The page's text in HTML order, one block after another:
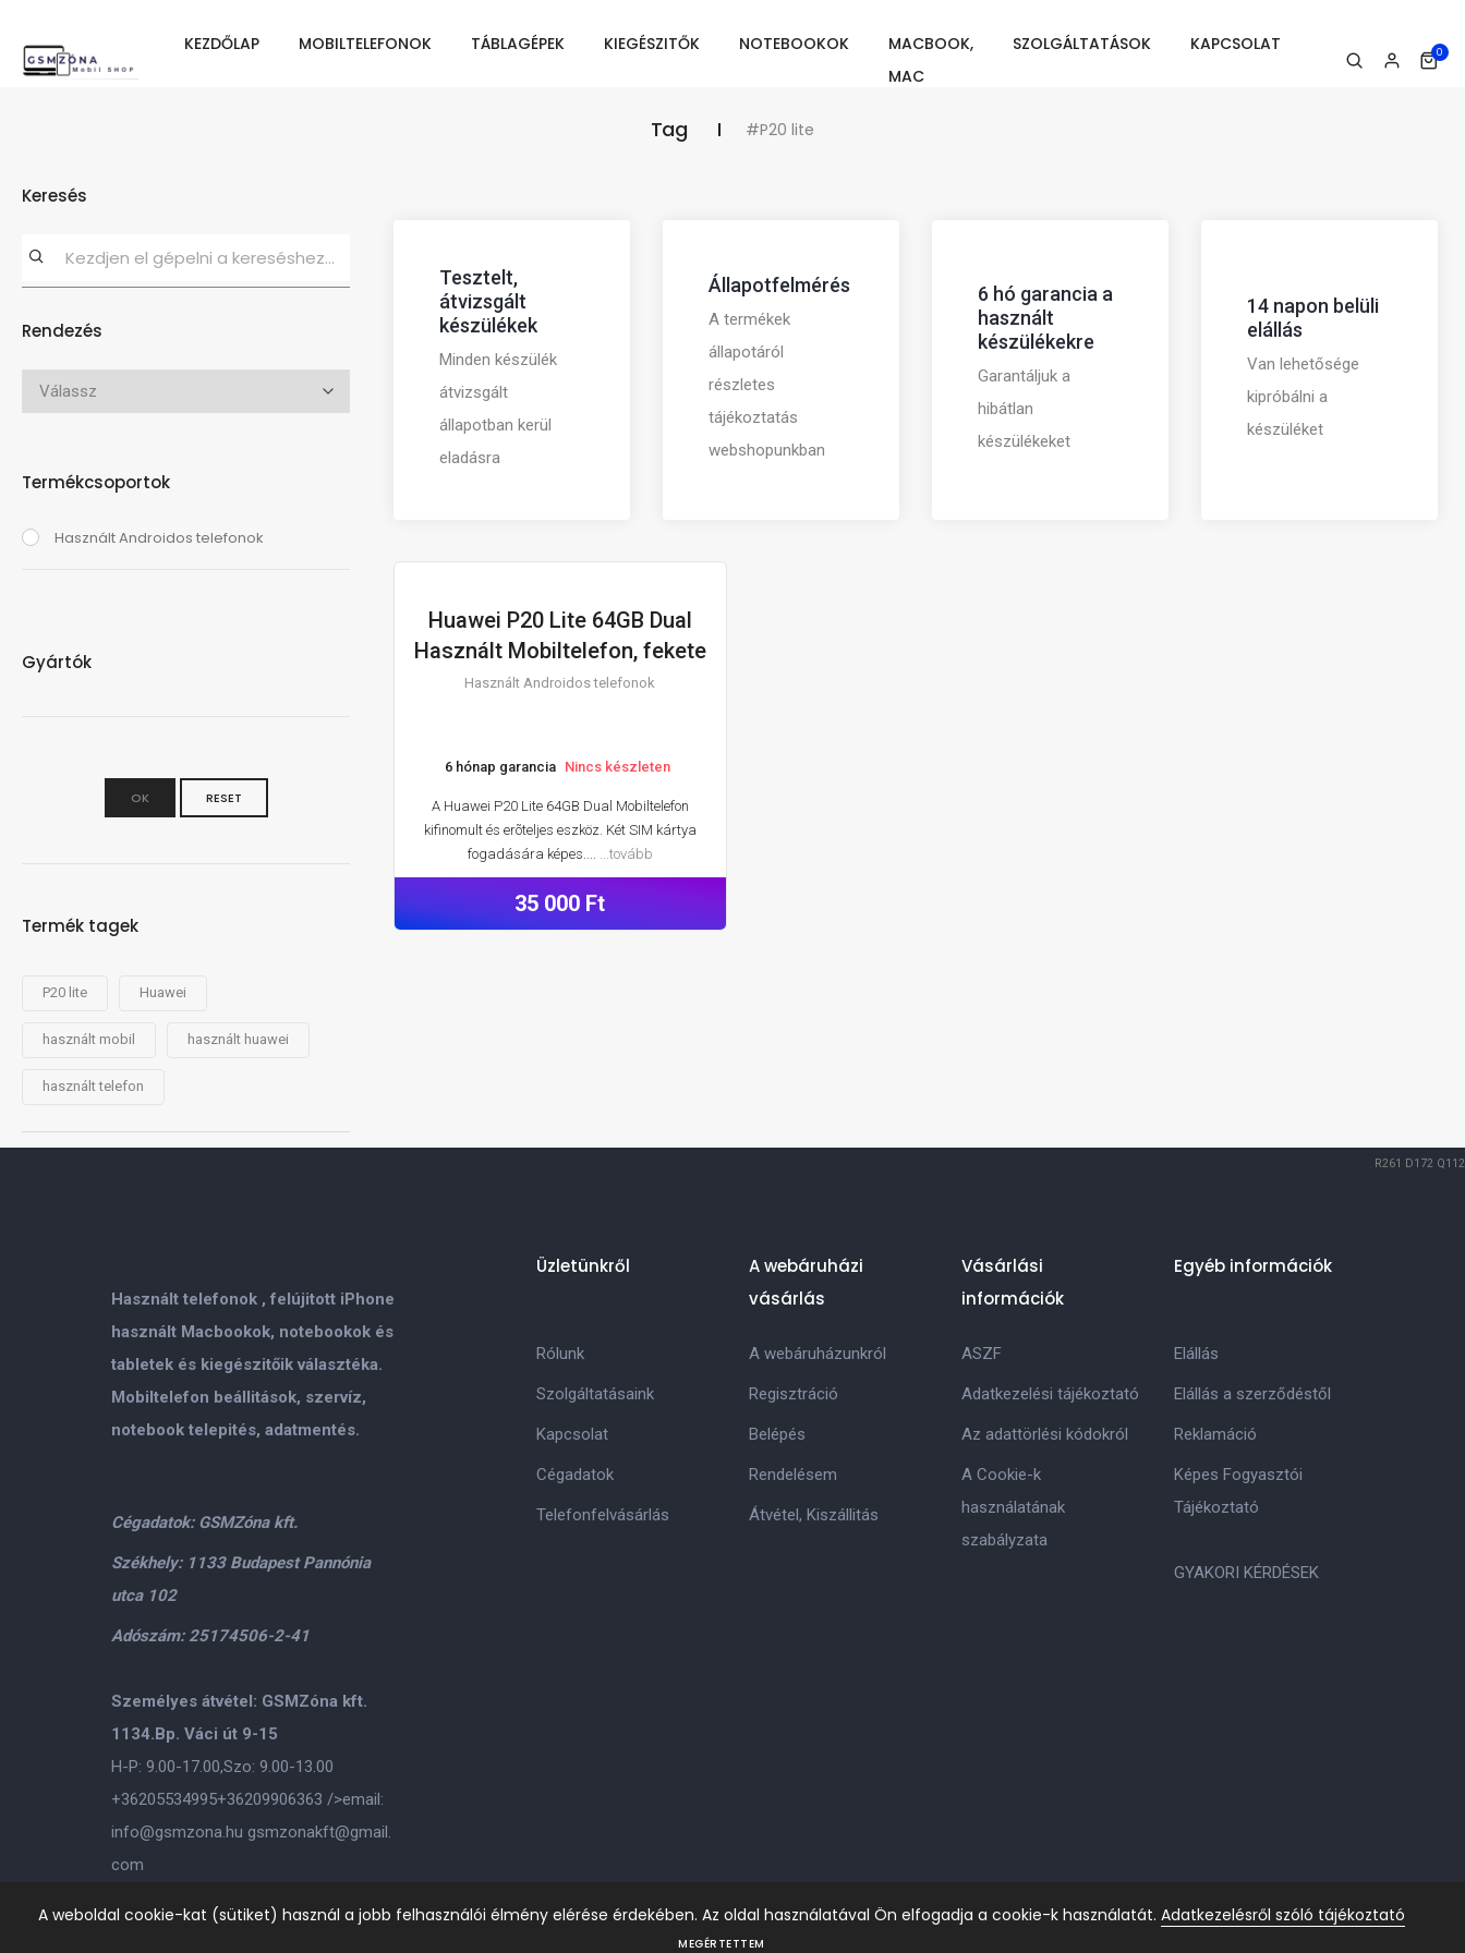
KEZDŐLAP MOBILTELEFONOK TÁBLAGÉPEK KIEGÉSZITŐK NOTEBOOKOK
MACBOOK,
MAC
SZOLGÁLTATÁSOK KAPCSOLAT 0
Tag #P20 lite
Tesztelt,
átvizsgált
készülékek
Minden készülék
átvizsgált
állapotban kerül
eladásra
Állapotfelmérés
A termékek
állapotáról
részletes
tájékoztatás
webshopunkban
6 hó garancia a
használt
készülékekre
Garantáljuk a
hibátlan
készülékeket
14 napon belüli
elállás
Van lehetősége
kipróbálni a
készüléket
HASZNÁLT ANDROIDOS TELEFONOK
Huawei P20 Lite 64GB Dual
Használt Mobiltelefon, fekete
Használt Androidos telefonok
6 hónap garancia Nincs készleten
A Huawei P20 Lite 64GB Dual Mobiltelefon
kifinomult és erõteljes eszköz. Két SIM kártya
fogadására képes.... ...tovább
35 000 Ft
Keresés
Rendezés
Termékcsoportok
Használt Androidos telefonok
Gyártók
OK RESET
Termék tagek
P20 lite Huawei
használt mobil használt huawei
használt telefon
R261 D172 Q112
Használt telefonok , felújitott iPhone
használt Macbookok, notebookok és
tabletek és kiegészitőik választéka.
Mobiltelefon beállitások, szervíz,
notebook telepités, adatmentés.
Cégadatok: GSMZóna kft.
Székhely: 1133 Budapest Pannónia
utca 102
Adószám: 25174506-2-41
Személyes átvétel: GSMZóna kft.
1134.Bp. Váci út 9-15
H-P: 9.00-17.00,Szo: 9.00-13.00
+36205534995+36209906363 />email:
info@gsmzona.hu gsmzonakft@gmail.
com
Üzletünkről
Rólunk
Szolgáltatásaink
Kapcsolat
Cégadatok
Telefonfelvásárlás
A webáruházi
vásárlás
A webáruházunkról
Regisztráció
Belépés
Rendelésem
Átvétel, Kiszállitás
Vásárlási
információk
ASZF
Adatkezelési tájékoztató
Az adattörlési kódokról
A Cookie-k
használatának
szabályzata
Egyéb információk
Elállás
Elállás a szerződéstől
Reklamáció
Képes Fogyasztói
Tájékoztató
GYAKORI KÉRDÉSEK
A weboldal cookie-kat (sütiket) használ a jobb felhasználói élmény elérése érdekében. Az oldal használatával Ön elfogadja a cookie-k használatát. Adatkezelésről szóló tájékoztató
MEGÉRTETTEM